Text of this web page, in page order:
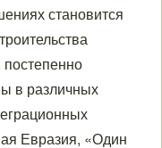
становится
в различных
Евразия, «Один